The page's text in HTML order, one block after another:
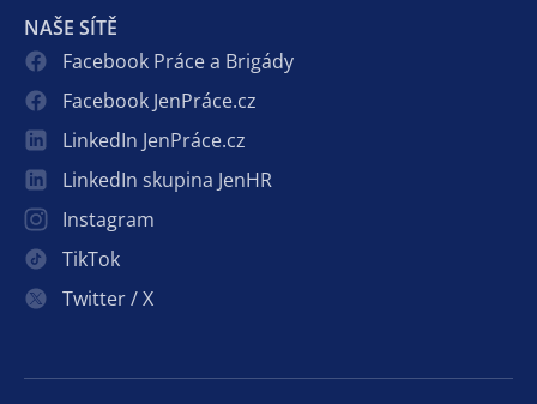
NAŠE SÍTĚ
Facebook Práce a Brigády
Facebook JenPráce.cz
LinkedIn JenPráce.cz
LinkedIn skupina JenHR
Instagram
TikTok
Twitter / X